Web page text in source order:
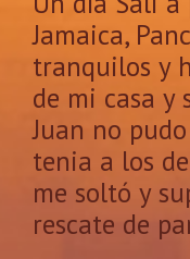
Jamaica,
tranquilos y
de mi casa y
Juan no
tenia a los
me soltó y
rescate de